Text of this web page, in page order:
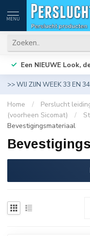
MENU
Een NIEUWE Look,
>> WIJ ZIJN WEEK 33 EN
Home / Perslucht
(voorheen Sicomat)
/
Bevestigingsmateriaal